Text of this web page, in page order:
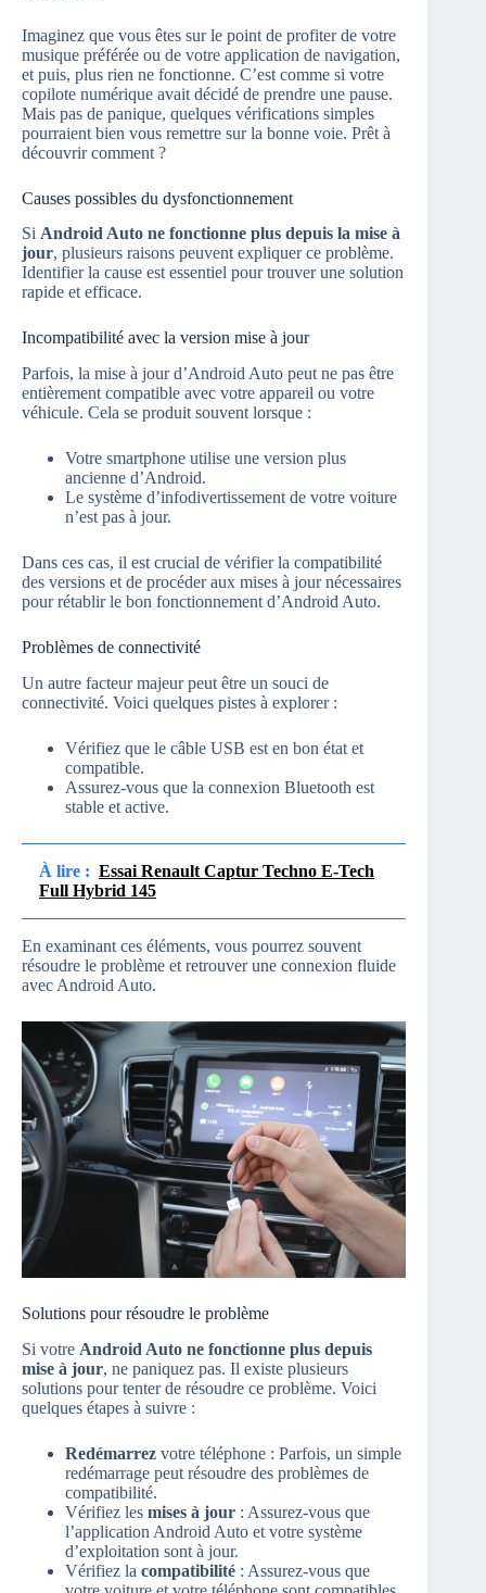
Imaginez que vous êtes sur le point de profiter de votre
musique préférée ou de votre application de navigation,
et puis, plus rien ne fonctionne. C’est comme si votre
copilote numérique avait décidé de prendre une pause.
Mais pas de panique, quelques vérifications simples
pourraient bien vous remettre sur la bonne voie. Prêt à
découvrir comment ?
Causes possibles du dysfonctionnement
Si Android Auto ne fonctionne plus depuis la mise à
jour, plusieurs raisons peuvent expliquer ce problème.
Identifier la cause est essentiel pour trouver une solution
rapide et efficace.
Incompatibilité avec la version mise à jour
Parfois, la mise à jour d’Android Auto peut ne pas être
entièrement compatible avec votre appareil ou votre
véhicule. Cela se produit souvent lorsque :
Votre smartphone utilise une version plus
ancienne d’Android.
Le système d’infodivertissement de votre voiture
n’est pas à jour.
Dans ces cas, il est crucial de vérifier la compatibilité
des versions et de procéder aux mises à jour nécessaires
pour rétablir le bon fonctionnement d’Android Auto.
Problèmes de connectivité
Un autre facteur majeur peut être un souci de
connectivité. Voici quelques pistes à explorer :
Vérifiez que le câble USB est en bon état et
compatible.
Assurez-vous que la connexion Bluetooth est
stable et active.
À lire : Essai Renault Captur Techno E-Tech
Full Hybrid 145
En examinant ces éléments, vous pourrez souvent
résoudre le problème et retrouver une connexion fluide
avec Android Auto.
Solutions pour résoudre le problème
Si votre Android Auto ne fonctionne plus depuis
mise à jour, ne paniquez pas. Il existe plusieurs
solutions pour tenter de résoudre ce problème. Voici
quelques étapes à suivre :
Redémarrez votre téléphone : Parfois, un simple
redémarrage peut résoudre des problèmes de
compatibilité.
Vérifiez les mises à jour : Assurez-vous que
l’application Android Auto et votre système
d’exploitation sont à jour.
Vérifiez la compatibilité : Assurez-vous que